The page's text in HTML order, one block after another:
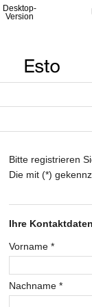
Desktop-
Version
Bitte registrieren
Die mit (*)
Ihre Kontaktdaten
Vorname*
Nachname*